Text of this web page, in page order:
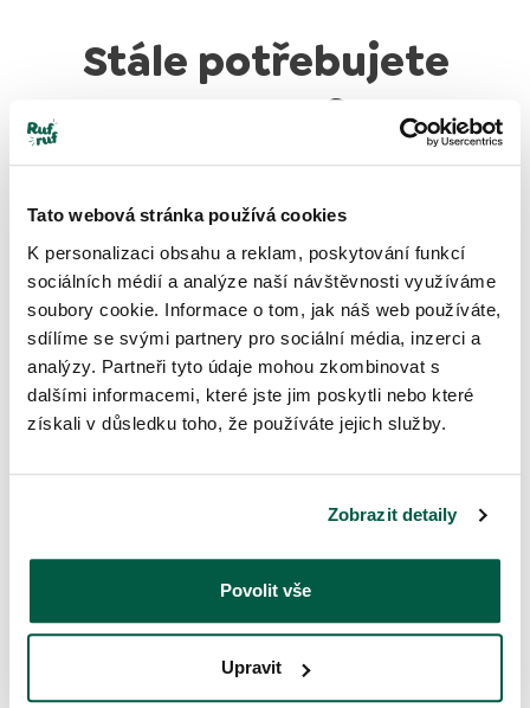
Tato webová stránka používá cookies
K personalizaci obsahu a reklam, poskytování funkcí
sociálních médií a analýze naší návštěvnosti využíváme
soubory cookie. Informace o tom, jak náš web používáte,
sdílíme se svými partnery pro sociální média, inzerci a
analýzy. Partneři tyto údaje mohou zkombinovat s
dalšími informacemi, které jste jim poskytli nebo které
získali v důsledku toho, že používáte jejich služby.
Zobrazit detaily
Povolit vše
Upravit
Stále potřebujete
pomoc?
Kontaktujte nás!
Napište nám
hana@rufruf.cz
Zavolejte nám
+420 734 883 488